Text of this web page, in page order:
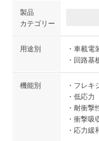
車載電
回路基
フレキ
低応力
耐衝撃
衝撃吸
応力緩